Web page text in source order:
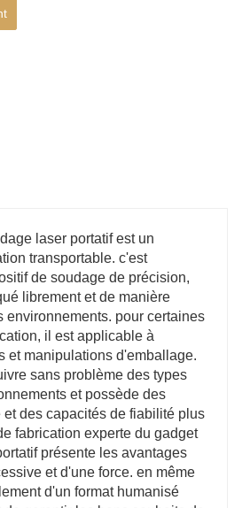
portative est légère et flexible,
répondre au soudage de
et pratique pour le soudage en
être soudée sous n'importe
chemin optique peut être
et la distribution d'énergie
laser portative adopte un
ainsi que la vérification de
de soudage et la position
le soudage. La position de
et la soudure est plus belle.
: la machine de
station de soudage fine, a une
laser portatif est un
transportable. c'est
de soudage de précision,
librement et de manière
environnements. pour certaines
il est applicable à
et manipulations d'emballage.
sans problème des types
et possède des
et des capacités de fiabilité plus
fabrication experte du gadget
présente les avantages
et d'une force. en même
d'un format humanisé